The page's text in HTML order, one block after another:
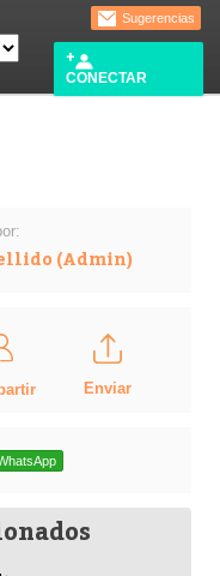
Sugerencias
CONECTAR
(Admin)
Enviar